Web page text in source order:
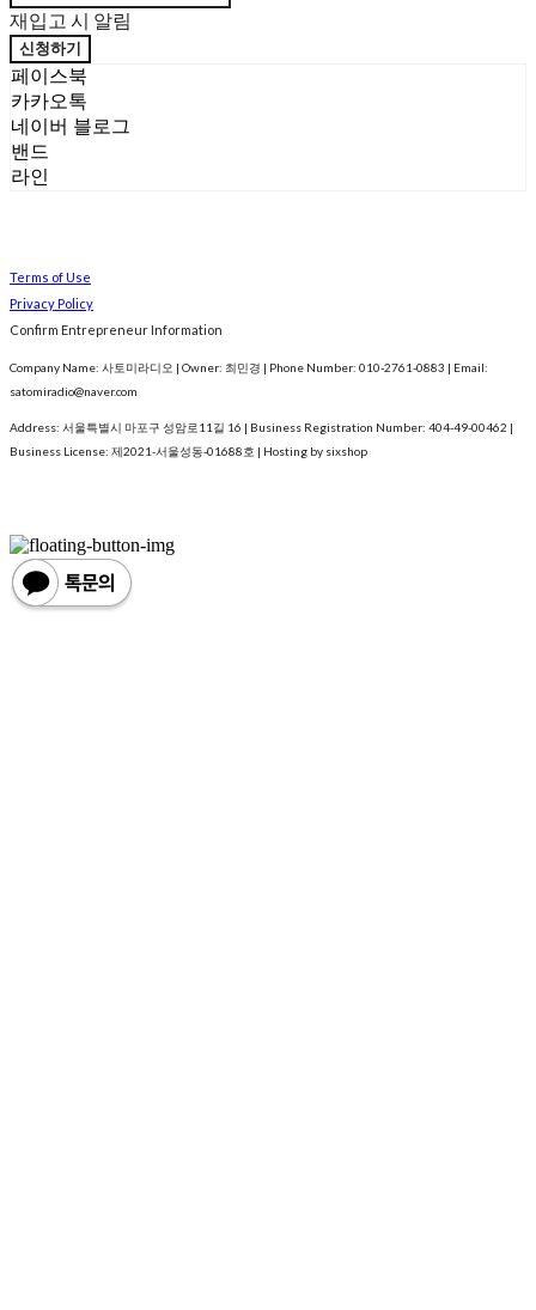
재입고 시 알림
신청하기
페이스북
카카오톡
네이버 블로그
밴드
라인
Terms of Use
Privacy Policy
Confirm Entrepreneur Information
Company Name: 사토미라디오 | Owner: 최민경 | Phone Number: 010-2761-0883 | Email:
satomiradio@naver.com
Address: 서울특별시 마포구 성암로11길 16 | Business Registration Number: 404-49-00462 |
Business License: 제2021-서울성동-01688호 | Hosting by sixshop